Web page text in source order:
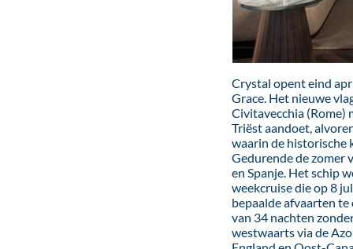
Crystal opent eind
Grace. Het nieuwe
Civitavecchia (Rome)
Triëst aandoet,
waarin de historische
Gedurende de zomer
en Spanje. Het schip
weekcruise die op 8
bepaalde afvaarten
van 34 nachten
westwaarts via de